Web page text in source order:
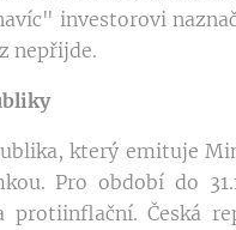
investorovi
nepřijde.
který emituje
Pro období do
protiinflační. Česká